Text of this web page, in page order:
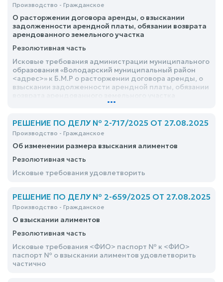
Производство - Гражданское
О расторжении договора аренды, о взыскании
задолженности арендной платы, обязании возврата
арендованного земельного участка
Резолютивная часть
Исковые требования администрации муниципального
образования «Володарский муниципальный район
<адрес>» к Б.М.Р о расторжении договора аренды, о
взыскании задолженности арендной платы, обязании
...
РЕШЕНИЕ ПО ДЕЛУ № 2-717/2025 ОТ 27.08.2025
Производство - Гражданское
Об изменении размера взыскания алиментов
Резолютивная часть
Исковые требования удовлетворить
РЕШЕНИЕ ПО ДЕЛУ № 2-659/2025 ОТ 27.08.2025
Производство - Гражданское
О взыскании алиментов
Резолютивная часть
Исковые требования <ФИО> паспорт № к <ФИО>
паспорт № о взыскании алиментов удовлетворить
частично